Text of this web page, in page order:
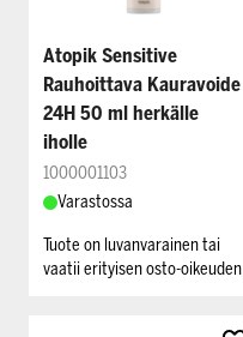
Atopik Sensitive
Rauhoittava Kauravoide
24H 50 ml herkälle
iholle
1000001103
Varastossa
Tuote on luvanvarainen tai
vaatii erityisen osto-oikeuden